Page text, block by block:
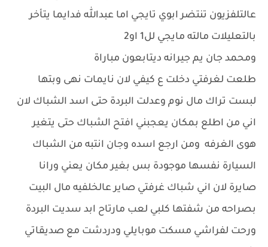
عالتلفزيون تنتضر ابوي تايجي اما عبدالله فدايما يتأخر
بالتعليلات مالته مايجي لل1 او2
ومحمد جان يم جيرانه ديتابعون مباراة
طلعت لغرفتي دخلت ع كيفي لان نايمات نهى وبتها
لبست تراك مال نوم وعدلت البردة حتى اسد الشباك لان
اني من اطلع بمكان يعجبني افتح الشباك حتى يتغير
هوى الغرفه ومن ارجع اسده وجان انتبه من الشباك
السيارة نفسها موجودة بس بغير مكان يعني ورانا
صايرة لان اني شباك غرفتي صاير عالخلفيه مال البيت
بصراحه من شفتها كلبي لعب مارتاح ابد سديت البردة
ورحت لفراشي مسكت موبايلي ودردشت مع صديقاتي